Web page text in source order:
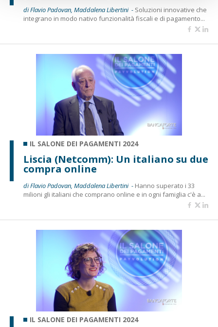
di Flavio Padovan, Maddalena Libertini - Soluzioni innovative che
integrano in modo nativo funzionalità fiscali e di pagamento...
IL SALONE DEI PAGAMENTI 2024
Liscia (Netcomm): Un italiano su due
compra online
di Flavio Padovan, Maddalena Libertini - Hanno superato i 33
milioni gli italiani che comprano online e in ogni famiglia c'è a...
IL SALONE DEI PAGAMENTI 2024